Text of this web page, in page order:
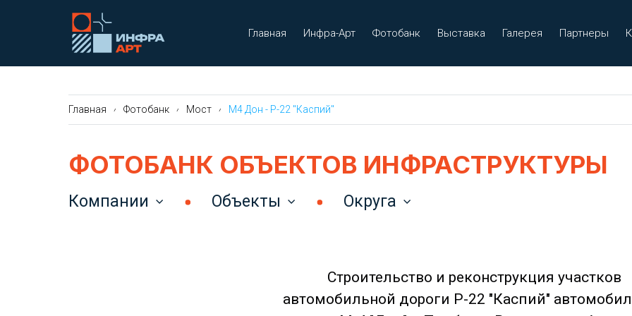
Главная Инфра-Арт Фотобанк Выставка Галерея Партнеры
Главная Фотобанк Мост М4 Дон - Р-22 "Каспий"
ФОТОБАНК ОБЪЕКТОВ ИНФРАСТРУКТУРЫ
Компании Объекты Округа
Строительство и реконструкция участков
автомобильной дороги Р-22 "Каспий"